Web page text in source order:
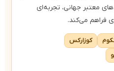
معتبر جهانی، تجربه‌ای
فراهم می‌کند.
کوزارکس